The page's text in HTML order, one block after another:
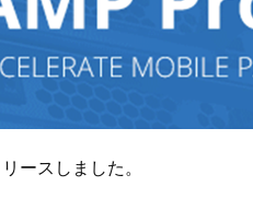
ースしました。